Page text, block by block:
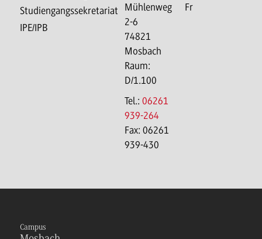
Studiengangssekretariat
IPE/IPB
Mühlenweg
2-6
74821
Mosbach
Raum:
D/1.100
Tel.: 06261
939-264
Fax: 06261
939-430
Fr
Campus